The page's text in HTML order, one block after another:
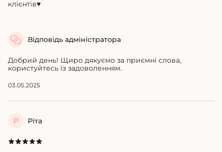
клієнтів♥️
Відповідь адміністратора
Добрий день! Щиро дякуємо за приємні слова,
користуйтесь із задоволенням.
03.05.2025
Р Ріта